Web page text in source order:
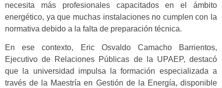
necesita más profesionales capacitados en el ámbito
energético, ya que muchas instalaciones no cumplen con la
normativa debido a la falta de preparación técnica.
En ese contexto, Eric Osvaldo Camacho Barrientos,
Ejecutivo de Relaciones Públicas de la UPAEP, destacó
que la universidad impulsa la formación especializada a
través de la Maestría en Gestión de la Energía, disponible